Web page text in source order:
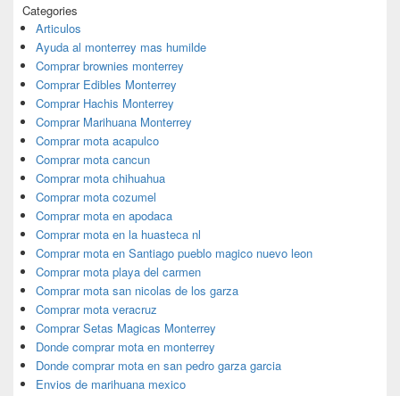
Categories
Articulos
Ayuda al monterrey mas humilde
Comprar brownies monterrey
Comprar Edibles Monterrey
Comprar Hachis Monterrey
Comprar Marihuana Monterrey
Comprar mota acapulco
Comprar mota cancun
Comprar mota chihuahua
Comprar mota cozumel
Comprar mota en apodaca
Comprar mota en la huasteca nl
Comprar mota en Santiago pueblo magico nuevo leon
Comprar mota playa del carmen
Comprar mota san nicolas de los garza
Comprar mota veracruz
Comprar Setas Magicas Monterrey
Donde comprar mota en monterrey
Donde comprar mota en san pedro garza garcia
Envios de marihuana mexico